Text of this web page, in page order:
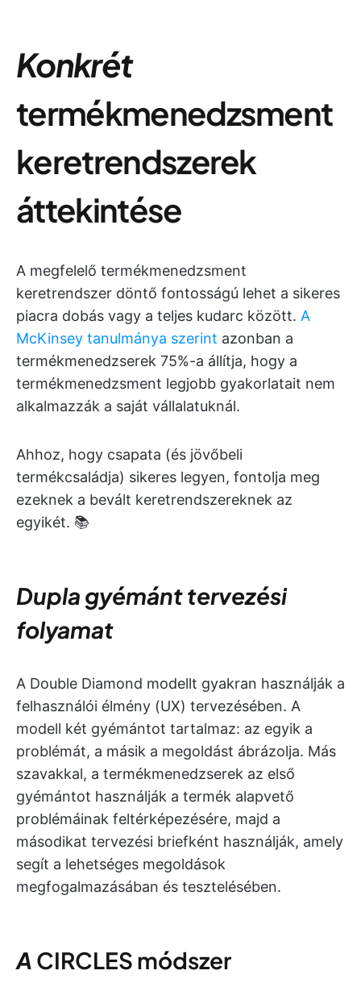
Konkrét
termékmenedzsment
keretrendszerek
áttekintése
A megfelelő termékmenedzsment
keretrendszer döntő fontosságú lehet a sikeres
piacra dobás vagy a teljes kudarc között. A
McKinsey tanulmánya szerint azonban a
termékmenedzserek 75%-a állítja, hogy a
termékmenedzsment legjobb gyakorlatait nem
alkalmazzák a saját vállalatuknál.
Ahhoz, hogy csapata (és jövőbeli
termékcsaládja) sikeres legyen, fontolja meg
ezeknek a bevált keretrendszereknek az
egyikét. 📚
Dupla gyémánttervezési
folyamat
A Double Diamond modellt gyakran használják a
felhasználói élmény (UX) tervezésében. A
modell két gyémántot tartalmaz: az egyik a
problémát, a másik a megoldást ábrázolja. Más
szavakkal, a termékmenedzserek az első
gyémántot használják a termék alapvető
problémáinak feltérképezésére, majd a
másodikat tervezési briefként használják, amely
segít a lehetséges megoldások
megfogalmazásában és tesztelésében.
A CIRCLES módszer